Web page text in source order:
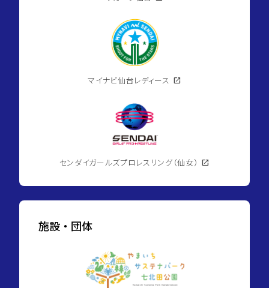
原3
岡
駅
歩
分
2LDK
57.75m²
万
円
ダ
イ
ア
マイナビ仙台レディース open_in_new
センダイガールズプロレスリング（仙女） open_in_new
施設・団体